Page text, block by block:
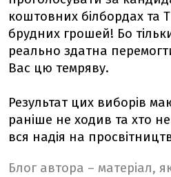
коштовних білбордах та
брудних грошей! Бо
реально здатна
Вас цю темряву.
Результат цих виборів
раніше не ходив та хто
вся надія на
Блог автора – матеріал,